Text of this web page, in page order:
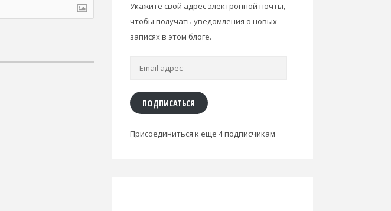
Укажите свой адрес электронной почты,
чтобы получать уведомления о новых
записях в этом блоге.
Email
ПОДПИСАТЬСЯ
Присоединиться к еще 4 подписчикам